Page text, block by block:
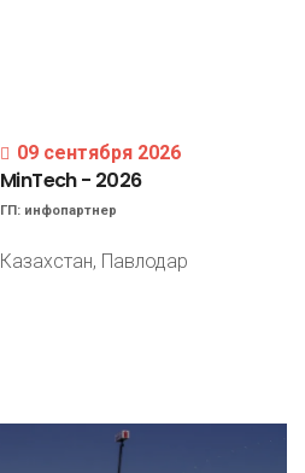
09 сентября 2026
MinTech- 2026
ГП: инфопартнер
Казахстан, Павлодар